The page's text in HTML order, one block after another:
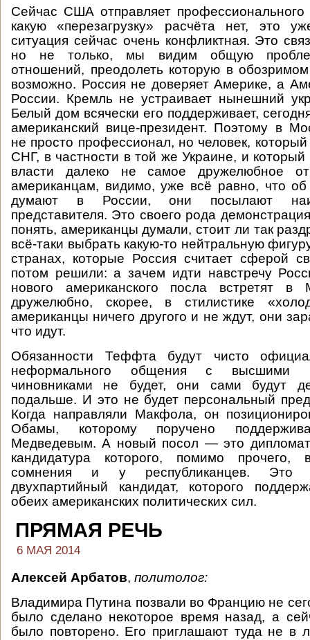
Сейчас США отправляет
какую «перезагрузку» расчёта нет, это
ситуация сейчас очень конфликтная. Это
но не только, мы видим общую
отношений, преодолеть которую в
возможно. Россия не доверяет Америке, а
России. Кремль не устраивает нынешний
Белый дом всячески его поддерживает,
американский вице-президент. Поэтому в
не просто профессионал, но человек,
СНГ, в частности в той же Украине, и
власти далеко не самое дружелюбное
американцам, видимо, уже всё равно, что об
думают в России, они посылают
представителя. Это своего рода
понять, американцы думали, стоит ли так
всё-таки выбрать какую-то нейтральную
странах, которые Россия считает сферой
потом решили: а зачем идти навстречу
нового американского посла встретят
дружелюбно, скорее, в стилистике
американцы ничего другого и не ждут, они
что идут.
Обязанности Теффта будут чисто
неформального общения с высшими
чиновниками не будет, они сами будут
подальше. И это не будет персональный
Когда направляли Макфола, он
Обамы, которому поручено
Медведевым. А новый посол — это
кандидатура которого, помимо прочего,
сомнения и у республиканцев. Это
двухпартийный кандидат, которого
обеих американских политических сил.
ПРЯМАЯ РЕЧЬ
6 МАЯ 2014
Алексей Арбатов, политолог:
Владимира Путина позвали во Францию не
было сделано некоторое время назад, а
было повторено. Его приглашают туда не в